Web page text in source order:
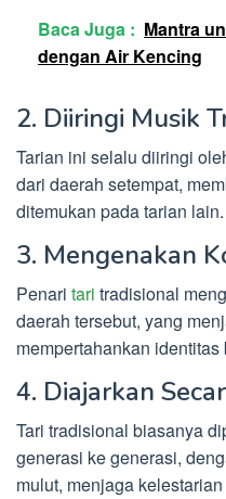
Baca Juga : Mantra
dengan Air Kencing
2. Diiringi Musik
Tarian ini selalu diiringi
dari daerah setempat,
ditemukan pada tarian lain.
3. Mengenakan
Penari tari tradisional
daerah tersebut, yang
mempertahankan identitas
4. Diajarkan
Tari tradisional biasanya
generasi ke generasi,
mulut, menjaga